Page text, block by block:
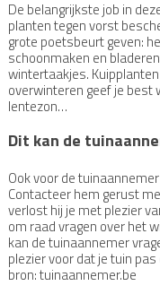
De belangrijkste job in
planten tegen vorst
grote poetsbeurt geven:
schoonmaken en
wintertaakjes.
overwinteren geef je best
lentezon…
Dit kan de
Ook voor de
Contacteer hem gerust
verlost hij je met plezier
om raad vragen over het
kan de tuinaannemer
plezier voor dat je tuin
bron: tuinaannemer.be